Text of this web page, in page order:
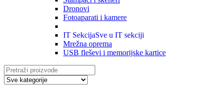
Dronovi
Fotoaparati i kamere
IT SekcijaSve u IT sekciji
Mrežna oprema
USB fleševi i memorijske kartice
Search
for: